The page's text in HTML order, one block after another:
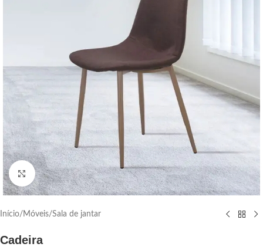
Click para aumentar
Início/ Móveis/Sala de jantar
Cadeira